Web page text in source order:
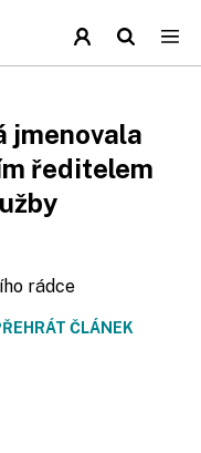
jmenovala
ředitelem
rádce
ČLÁNEK